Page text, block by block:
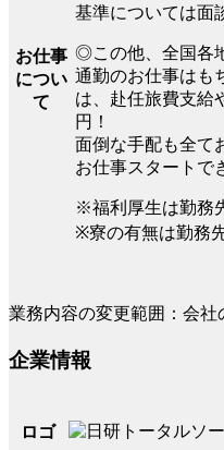
お仕事
につい
て
基準については面
◎この他、全国各
通勤のお仕事はも
は、赴任旅費支給
円！
面倒な手配も全て
お仕事スタートで
※福利厚生は勤務
※寮の有無は勤務
業務内容の変更範囲：会社
企業情報
ロゴ